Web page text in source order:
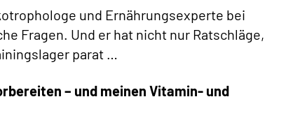
und Ernährungsexperte bei
Fragen. Und er hat nicht nur Ratschläge,
parat …
– und meinen Vitamin- und